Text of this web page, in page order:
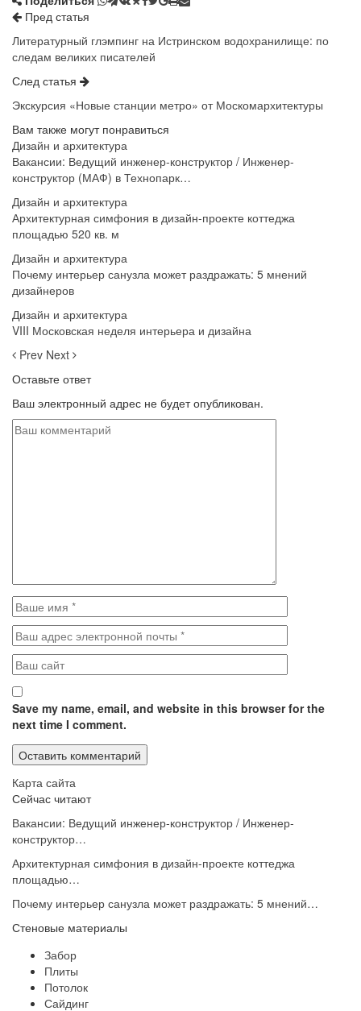
Пред статья
Литературный глэмпинг на Истринском водохранилище: по
следам великих писателей
След статья
Экскурсия «Новые станции метро» от Москомархитектуры
Вам также могут понравиться
Дизайн и архитектура
Вакансии: Ведущий инженер-конструктор / Инженер-
конструктор (МАФ) в Технопарк…
Дизайн и архитектура
Архитектурная симфония в дизайн-проекте коттеджа
площадью 520 кв. м
Дизайн и архитектура
Почему интерьер санузла может раздражать: 5 мнений
дизайнеров
Дизайн и архитектура
VIII Московская неделя интерьера и дизайна
Prev Next
Оставьте ответ
Ваш электронный адрес не будет опубликован.
Save my name, email, and website in this browser for the
next time I comment.
Карта сайта
Сейчас читают
Вакансии: Ведущий инженер-конструктор / Инженер-
конструктор…
Архитектурная симфония в дизайн-проекте коттеджа
площадью…
Почему интерьер санузла может раздражать: 5 мнений…
Стеновые материалы
Забор
Плиты
Потолок
Сайдинг